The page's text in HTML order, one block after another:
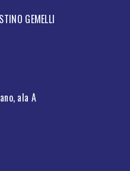
GEMELLI
ala A